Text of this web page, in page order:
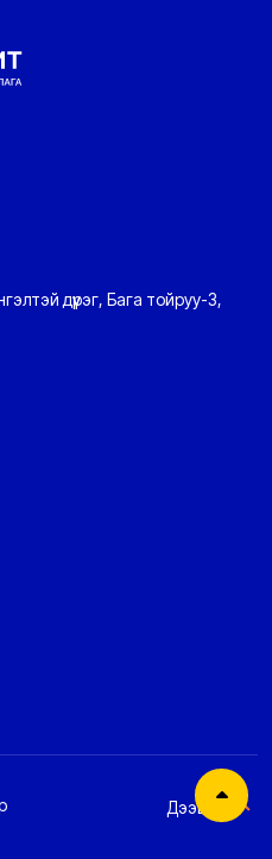
дүүрэг, Бага тойруу-3,
Дээшээ